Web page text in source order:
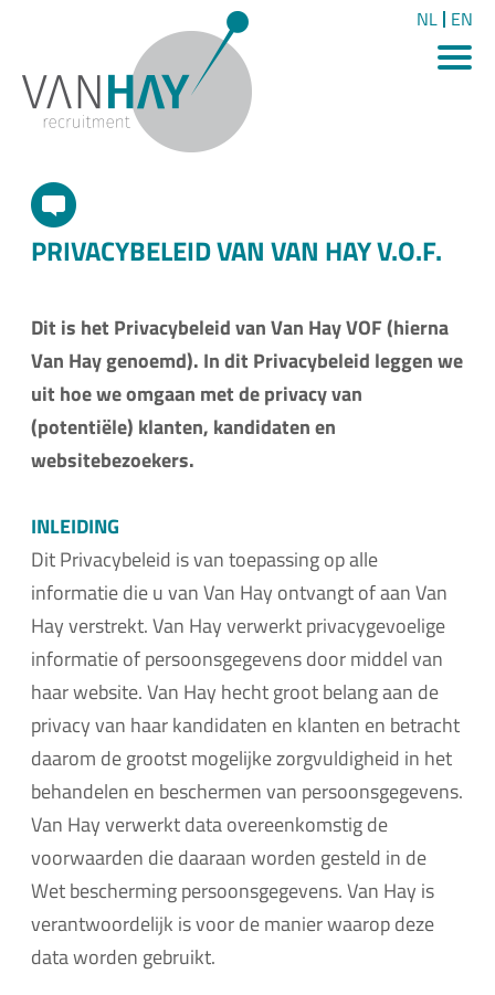
NL EN
PRIVACYBELEID VAN VAN HAY V.O.F.
Dit is het Privacybeleid van Van Hay VOF (hierna
Van Hay genoemd). In dit Privacybeleid leggen we
uit hoe we omgaan met de privacy van
(potentiële) klanten, kandidaten en
websitebezoekers.
INLEIDING
Dit Privacybeleid is van toepassing op alle
informatie die u van Van Hay ontvangt of aan Van
Hay verstrekt. Van Hay verwerkt privacygevoelige
informatie of persoonsgegevens door middel van
haar website. Van Hay hecht groot belang aan de
privacy van haar kandidaten en klanten en betracht
daarom de grootst mogelijke zorgvuldigheid in het
behandelen en beschermen van persoonsgegevens.
Van Hay verwerkt data overeenkomstig de
voorwaarden die daaraan worden gesteld in de
Wet bescherming persoonsgegevens. Van Hay is
verantwoordelijk is voor de manier waarop deze
data worden gebruikt.